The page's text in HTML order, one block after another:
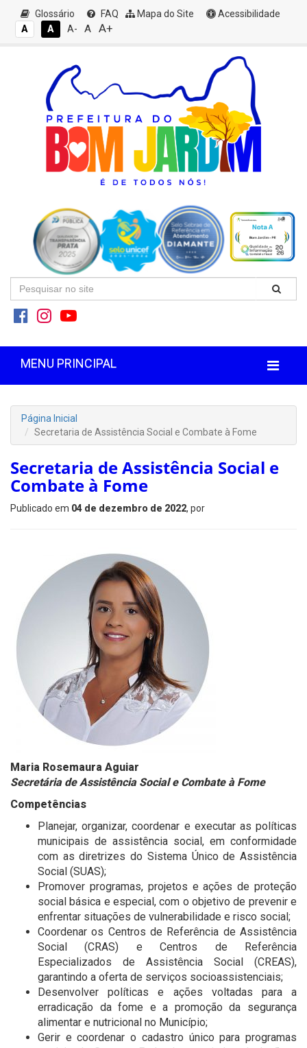
Glossário FAQ Mapa do Site
Acessibilidade
A
A A- A A+
MENU PRINCIPAL
Página Inicial
Secretaria de Assistência Social e Combate à Fome
Secretaria de Assistência Social e
Combate à Fome
Publicado em 04 de dezembro de 2022, por
Maria Rosemaura Aguiar
Secretária de Assistência Social e Combate à Fome
Competências
Planejar, organizar, coordenar e executar as políticas
municipais de assistência social, em conformidade
com as diretrizes do Sistema Único de Assistência
Social (SUAS);
Promover programas, projetos e ações de proteção
social básica e especial, com o objetivo de prevenir e
enfrentar situações de vulnerabilidade e risco social;
Coordenar os Centros de Referência de Assistência
Social (CRAS) e Centros de Referência
Especializados de Assistência Social (CREAS),
garantindo a oferta de serviços socioassistenciais;
Desenvolver políticas e ações voltadas para a
erradicação da fome e a promoção da segurança
alimentar e nutricional no Município;
Gerir e coordenar o cadastro único para programas